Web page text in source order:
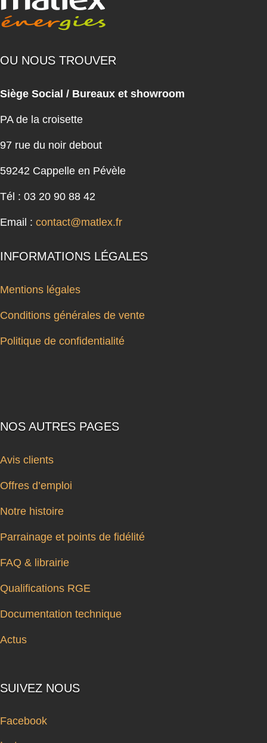
OU NOUS TROUVER
Siège Social / Bureaux et showroom
PA de la croisette
97 rue du noir debout
59242 Cappelle en Pévèle
Tél : 03 20 90 88 42
Email : contact@matlex.fr
INFORMATIONS LÉGALES
Mentions légales
Conditions générales de vente
Politique de confidentialité
NOS AUTRES PAGES
Avis clients
Offres d’emploi
Notre histoire
Parrainage et points de fidélité
FAQ & librairie
Qualifications RGE
Documentation technique
Actus
SUIVEZ NOUS
Facebook